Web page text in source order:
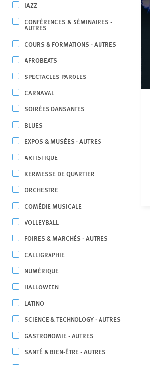
JAZZ
CONFÉRENCES & SÉMINAIRES -
AUTRES
COURS & FORMATIONS - AUTRES
AFROBEATS
SPECTACLES PAROLES
CARNAVAL
SOIRÉES DANSANTES
BLUES
EXPOS & MUSÉES - AUTRES
ARTISTIQUE
KERMESSE DE QUARTIER
ORCHESTRE
COMÉDIE MUSICALE
VOLLEYBALL
FOIRES & MARCHÉS - AUTRES
CALLIGRAPHIE
NUMÉRIQUE
HALLOWEEN
LATINO
SCIENCE & TECHNOLOGY - AUTRES
GASTRONOMIE - AUTRES
SANTÉ & BIEN-ÊTRE - AUTRES